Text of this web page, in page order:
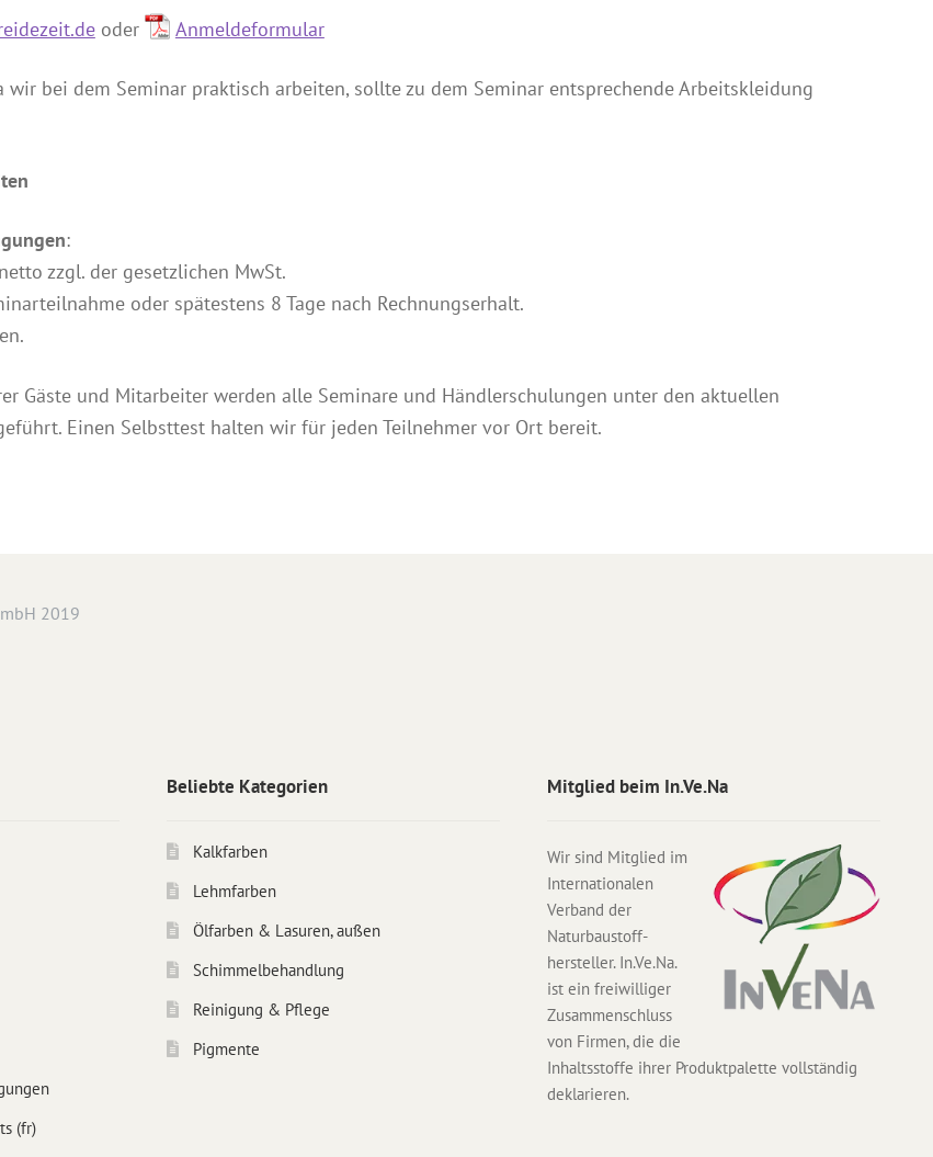
oder Anmeldeformular
wir bei dem Seminar praktisch arbeiten, sollte zu dem Seminar entsprechende Arbeitskleidung
:
zzgl. der gesetzlichen MwSt.
oder spätestens 8 Tage nach Rechnungserhalt.
Gäste und Mitarbeiter werden alle Seminare und Händlerschulungen unter den aktuellen
Einen Selbsttest halten wir für jeden Teilnehmer vor Ort bereit.
2019
(fr)
Beliebte Kategorien
Kalkfarben
Lehmfarben
Ölfarben & Lasuren, außen
Schimmelbehandlung
Reinigung & Pflege
Pigmente
Mitglied beim In.Ve.Na
Wir sind Mitglied im
Internationalen
Verband der
Naturbaustoff-
hersteller. In.Ve.Na.
ist ein freiwilliger
Zusammenschluss
von Firmen, die die
Inhaltsstoffe ihrer Produktpalette vollständig
deklarieren.